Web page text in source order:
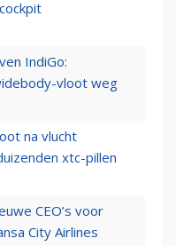
IndiGo:
vloot weg
na vlucht
xtc-pillen
CEO’s voor
City Airlines